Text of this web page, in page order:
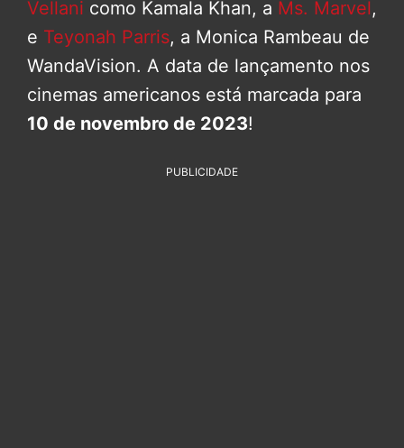
Vellani como Kamala Khan, a Ms. Marvel,
e Teyonah Parris, a Monica Rambeau de
WandaVision. A data de lançamento nos
cinemas americanos está marcada para
10 de novembro de 2023!
PUBLICIDADE